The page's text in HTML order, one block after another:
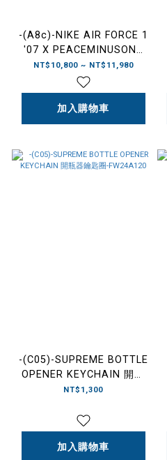
-(A8c)-NIKE AIR FORCE 1
'07 X PEACEMINUSONE
"PARA-NOISE 3.0" GD 黑
色 彩勾-AQ3692 004
NT$10,800 ~ NT$11,980
加入購物車
-(C05)-SUPREME BOTTLE
OPENER KEYCHAIN 開瓶
器鑰匙圈-FW24A120
NT$1,300
加入購物車